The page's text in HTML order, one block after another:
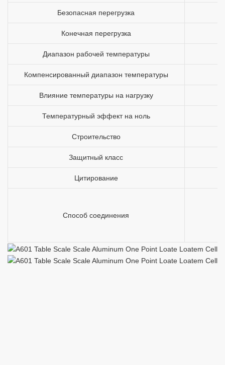
Безопасная перегрузка
Конечная перегрузка
Диапазон рабочей температуры
Компенсированный диапазон температуры
Влияние температуры на нагрузку
Температурный эффект на ноль
Строительство
Защитный класс
Цитирование
Способ соединения